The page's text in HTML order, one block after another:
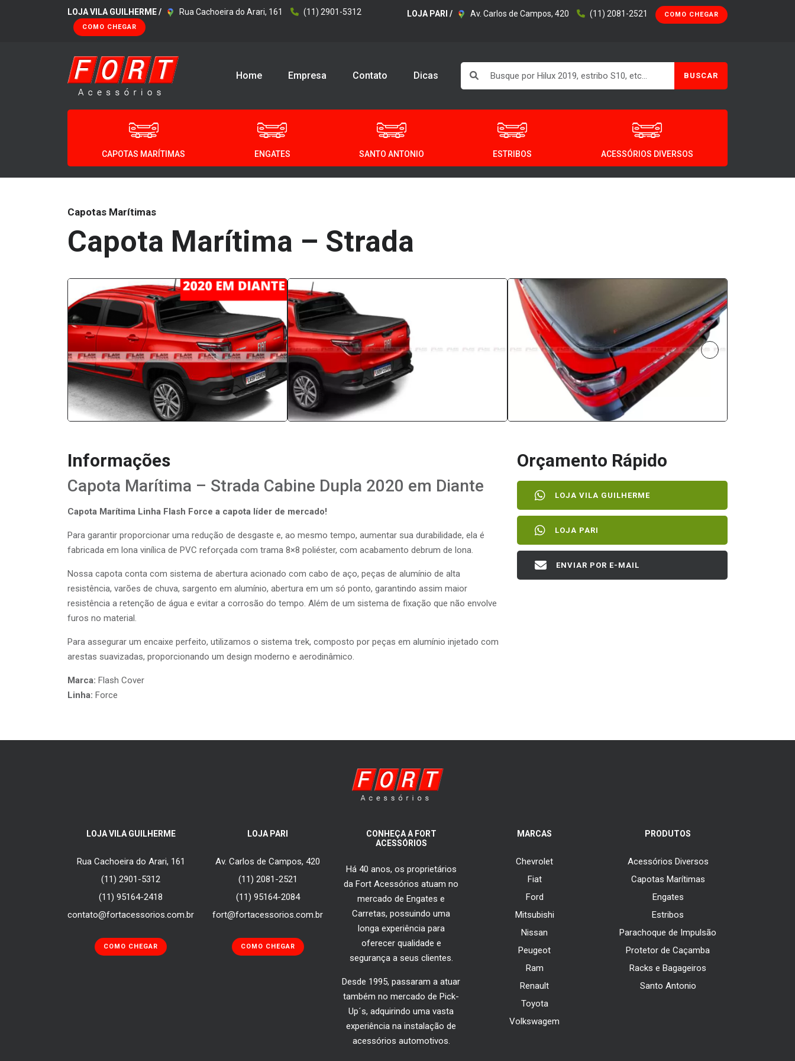
LOJA VILA GUILHERME / Rua Cachoeira do Arari, 161 (11) 2901-5312
COMO CHEGAR
LOJA PARI / Av. Carlos de Campos, 420 (11) 2081-2521 COMO CHEGAR
Home Empresa Contato Dicas BUSCAR
CAPOTAS MARÍTIMAS ENGATES SANTO ANTONIO ESTRIBOS ACESSÓRIOS DIVERSOS
Capotas Marítimas
Capota Marítima – Strada
Informações
Capota Marítima – Strada Cabine Dupla 2020 em Diante
Capota Marítima Linha Flash Force a capota líder de mercado!
Para garantir proporcionar uma redução de desgaste e, ao mesmo tempo, aumentar sua durabilidade, ela é
fabricada em lona vinílica de PVC reforçada com trama 8×8 poliéster, com acabamento debrum de lona.
Nossa capota conta com sistema de abertura acionado com cabo de aço, peças de alumínio de alta
resistência, varões de chuva, sargento em alumínio, abertura em um só ponto, garantindo assim maior
resistência a retenção de água e evitar a corrosão do tempo. Além de um sistema de fixação que não envolve
furos no material.
Para assegurar um encaixe perfeito, utilizamos o sistema trek, composto por peças em alumínio injetado com
arestas suavizadas, proporcionando um design moderno e aerodinâmico.
Marca: Flash Cover
Linha: Force
Orçamento Rápido
LOJA VILA GUILHERME
LOJA PARI
ENVIAR POR E-MAIL
LOJA VILA GUILHERME
Rua Cachoeira do Arari, 161
(11) 2901-5312
(11) 95164-2418
contato@fortacessorios.com.br
COMO CHEGAR
LOJA PARI
Av. Carlos de Campos, 420
(11) 2081-2521
(11) 95164-2084
fort@fortacessorios.com.br
COMO CHEGAR
CONHEÇA A FORT
ACESSÓRIOS
Há 40 anos, os proprietários
da Fort Acessórios atuam no
mercado de Engates e
Carretas, possuindo uma
longa experiência para
oferecer qualidade e
segurança a seus clientes.
Desde 1995, passaram a atuar
também no mercado de Pick-
Up´s, adquirindo uma vasta
experiência na instalação de
acessórios automotivos.
MARCAS
Chevrolet
Fiat
Ford
Mitsubishi
Nissan
Peugeot
Ram
Renault
Toyota
Volkswagem
PRODUTOS
Acessórios Diversos
Capotas Marítimas
Engates
Estribos
Parachoque de Impulsão
Protetor de Caçamba
Racks e Bagageiros
Santo Antonio